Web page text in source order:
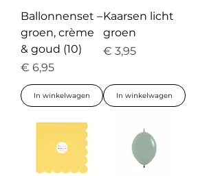
Ballonnenset –
groen, crème
& goud (10)
Prijs
€ 6,95
In winkelwagen
Kaarsen licht
groen
Prijs
€ 3,95
In winkelwagen